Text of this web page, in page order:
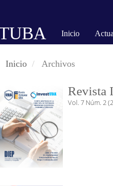
Inicio
Inicio Archivos
Revista
Vol. 7 Núm. 2